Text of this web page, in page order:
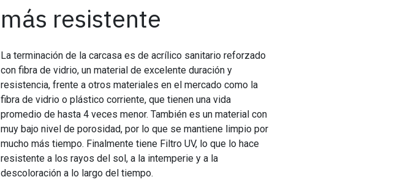
más resistente
La terminación de la carcasa es de acrílico sanitario reforzado
con fibra de vidrio, un material de excelente duración y
resistencia, frente a otros materiales en el mercado como la
fibra de vidrio o plástico corriente, que tienen una vida
promedio de hasta 4 veces menor. También es un material con
muy bajo nivel de porosidad, por lo que se mantiene limpio por
mucho más tiempo. Finalmente tiene Filtro UV, lo que lo hace
resistente a los rayos del sol, a la intemperie y a la
descoloración a lo largo del tiempo.